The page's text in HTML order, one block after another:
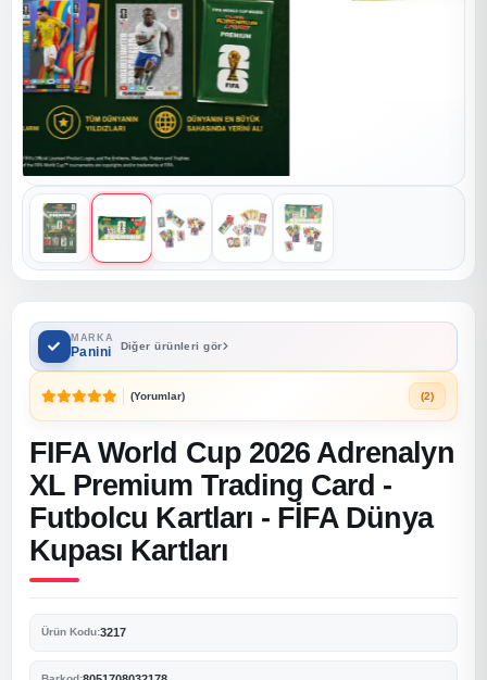
MARKA
Panini Diğer ürünleri gör
(Yorumlar) (2)
FIFA World Cup 2026 Adrenalyn
XL Premium Trading Card -
Futbolcu Kartları - FİFA Dünya
Kupası Kartları
Ürün Kodu:3217